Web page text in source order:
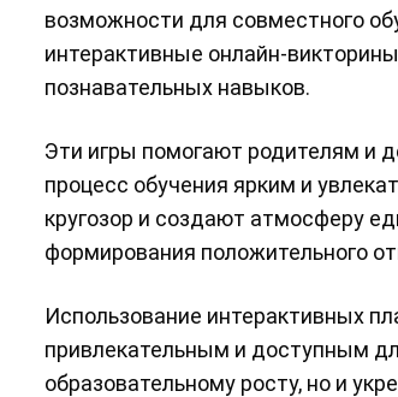
возможности для совместного
интерактивные онлайн-
познавательных навыков.
Эти игры помогают родителям и
процесс обучения ярким и
кругозор и создают атмосферу
формирования положительного
Использование интерактивных
привлекательным и доступным
образовательному росту, но и